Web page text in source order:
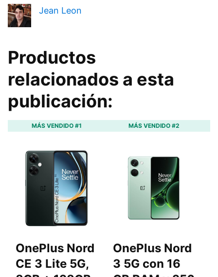
Jean Leon
Productos
relacionados a esta
publicación:
MÁS VENDIDO #1
OnePlus Nord
CE 3 Lite 5G,
MÁS VENDIDO #2
OnePlus Nord
3 5G con 16